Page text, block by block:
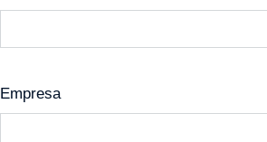
Empresa